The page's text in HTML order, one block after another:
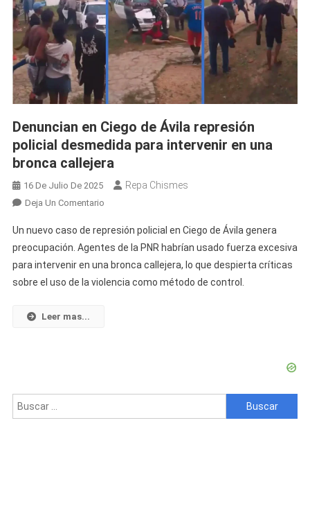
Denuncian en Ciego de Ávila represión
policial desmedida para intervenir en una
bronca callejera
16 De Julio De 2025 Repa Chismes
Deja Un ComentarioEn
En
Ciego
De
Ávila
Una
Un nuevo caso de represión policial en Ciego de Ávila genera
preocupación. Agentes de la PNR habrían usado fuerza excesiva
para intervenir en una bronca callejera, lo que despierta críticas
sobre el uso de la violencia como método de control.
Leer mas...
Buscar: